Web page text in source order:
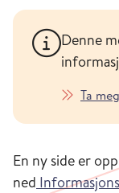
Denne
Ta
En ny side er
ned